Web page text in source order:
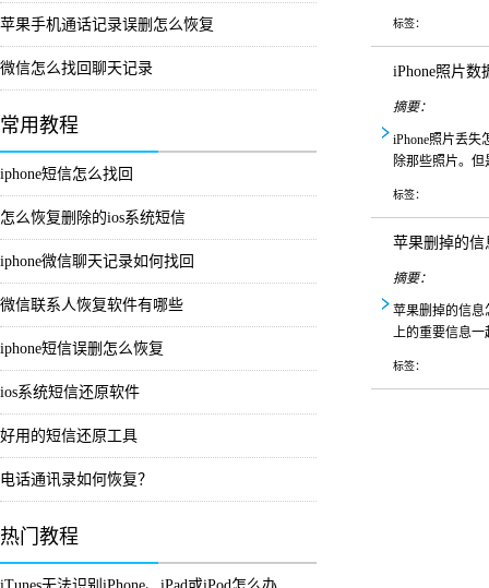
苹果手机通话记录误删怎么恢复
微信怎么找回聊天记录
常用教程
iphone短信怎么找回
怎么恢复删除的ios系统短信
iphone微信聊天记录如何找回
微信联系人恢复软件有哪些
iphone短信误删怎么恢复
ios系统短信还原软件
好用的短信还原工具
电话通讯录如何恢复？
热门教程
标签：
iPhone照片数
摘要：
iPhone照片丢失
除那些照片。
标签：
苹果删掉的信
摘要：
苹果删掉的信息
上的重要信息一
标签：